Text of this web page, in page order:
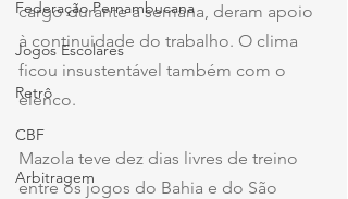
Federação Pernambucana
Jogos Escolares
Retrô
CBF
Arbitragem
cargo durante a semana, deram apoio
à continuidade do trabalho. O clima
ficou insustentável também com o
elenco.
Mazola teve dez dias livres de treino
entre os jogos do Bahia e do São